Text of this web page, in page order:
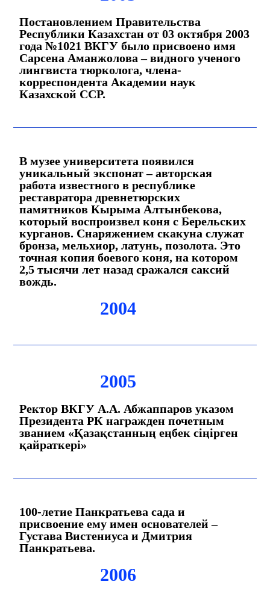
Постановлением Правительства
Республики Казахстан от 03 октября 2003
года №1021 ВКГУ было присвоено имя
Сарсена Аманжолова – видного ученого
лингвиста тюрколога, члена-
корреспондента Академии наук
Казахской ССР.
В музее университета появился
уникальный экспонат – авторская
работа известного в республике
реставратора древнетюрских
памятников Кырыма Алтынбекова,
который воспроизвел коня с Берельских
курганов. Снаряжением скакуна служат
бронза, мельхиор, латунь, позолота. Это
точная копия боевого коня, на котором
2,5 тысячи лет назад сражался саксий
вождь.
2004
2005
Ректор ВКГУ А.А. Абжаппаров указом
Президента РК награжден почетным
званием «Қазақстанның еңбек сiңiрген
қайраткерi»
100-летие Панкратьева сада и
присвоение ему имен основателей –
Густава Вистениуса и Дмитрия
Панкратьева.
2006